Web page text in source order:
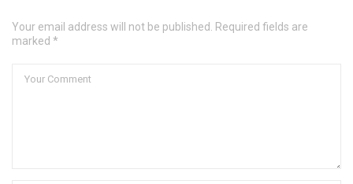
Your email address will not be published. Required fields are
marked *